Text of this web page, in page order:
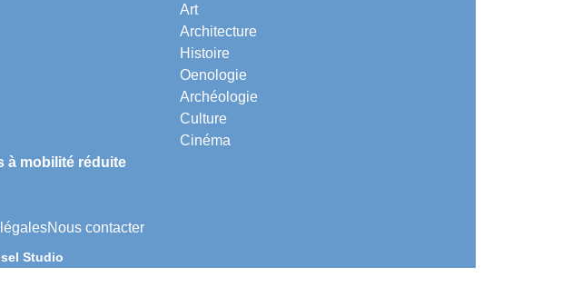
à mobilité réduite
Art
Architecture
Histoire
Oenologie
Archéologie
Culture
Cinéma
Nous contacter
Studio